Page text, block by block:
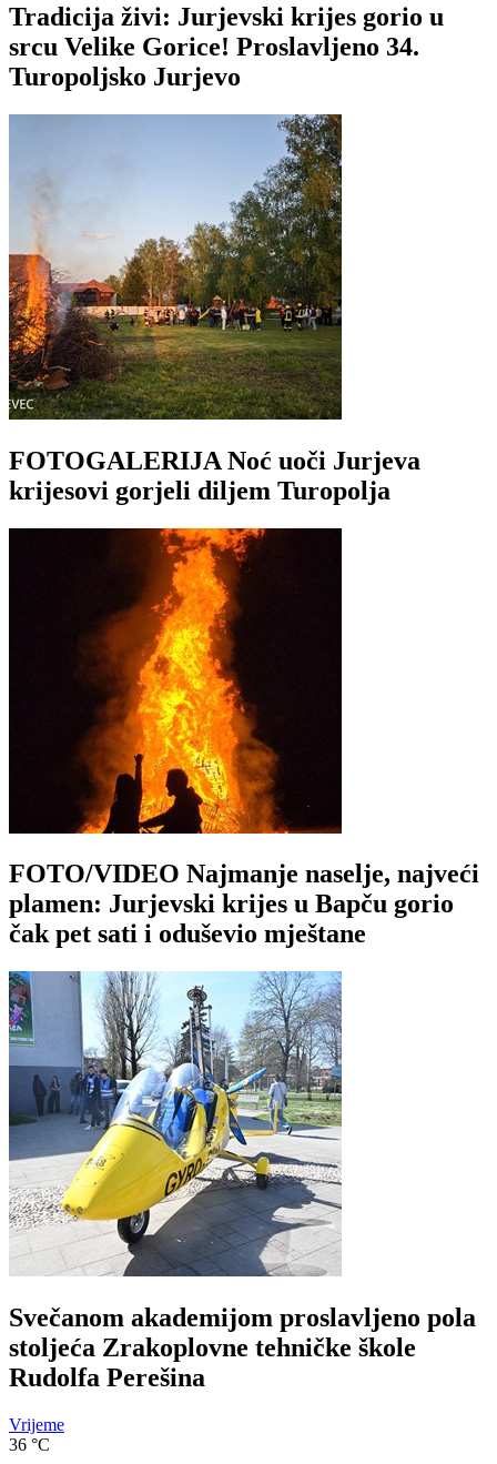
Tradicija živi: Jurjevski krijes gorio u
srcu Velike Gorice! Proslavljeno 34.
Turopoljsko Jurjevo
FOTOGALERIJA Noć uoči Jurjeva
krijesovi gorjeli diljem Turopolja
FOTO/VIDEO Najmanje naselje, najveći
plamen: Jurjevski krijes u Bapču gorio
čak pet sati i oduševio mještane
Svečanom akademijom proslavljeno pola
stoljeća Zrakoplovne tehničke škole
Rudolfa Perešina
Vrijeme
36 °C